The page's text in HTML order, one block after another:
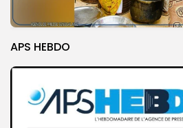
APS HEBDO